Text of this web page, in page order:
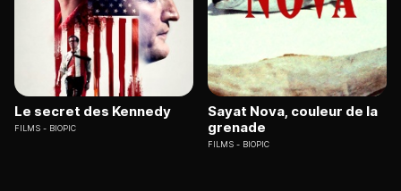
Le secret des Kennedy
FILMS BIOPIC
Sayat Nova, couleur de la
grenade
FILMS BIOPIC